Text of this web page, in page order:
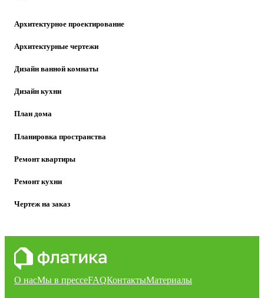
Архитектурное проектирование
Архитектурные чертежи
Дизайн ванной комнаты
Дизайн кухни
План дома
Планировка пространства
Ремонт квартиры
Ремонт кухни
Чертеж на заказ
О насМы в прессеFAQКонтактыМатериалы